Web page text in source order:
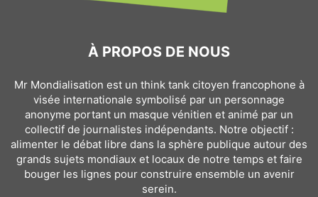
À PROPOS DE NOUS
Mr Mondialisation est un think tank citoyen francophone à
visée internationale symbolisé par un personnage
anonyme portant un masque vénitien et animé par un
collectif de journalistes indépendants. Notre objectif :
alimenter le débat libre dans la sphère publique autour des
grands sujets mondiaux et locaux de notre temps et faire
bouger les lignes pour construire ensemble un avenir
serein.